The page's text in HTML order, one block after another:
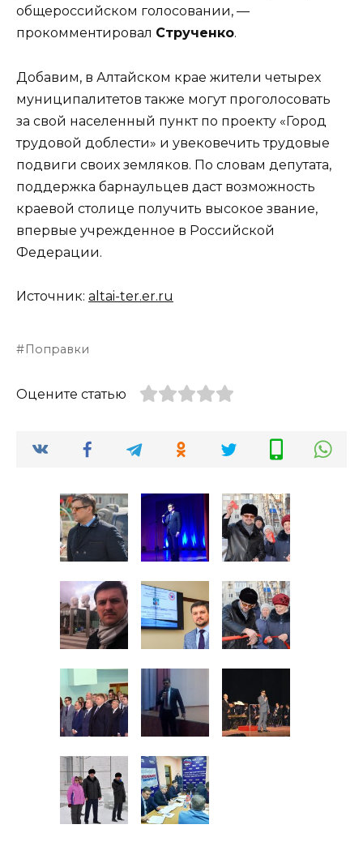
общероссийском голосовании, —
прокомментировал Струченко.
Добавим, в Алтайском крае жители четырех
муниципалитетов также могут проголосовать
за свой населенный пункт по проекту «Город
трудовой доблести» и увековечить трудовые
подвиги своих земляков. По словам депутата,
поддержка барнаульцев даст возможность
краевой столице получить высокое звание,
впервые учрежденное в Российской
Федерации.
Источник: altai-ter.er.ru
Поправки
Оцените статью